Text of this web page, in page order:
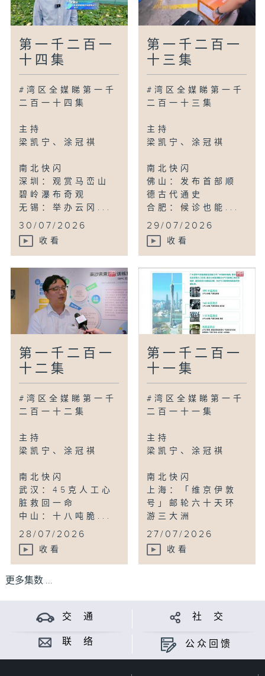
第一千二百一
十四集
#湾区全媒睇第一千
二百一十四集
主持
梁凯宁、涂冠祺
南北快闪
深圳：观赏马峦山
碧岭瀑布奇观
无锡：举办云冈...
30/07/2026
收看
第一千二百一
十三集
#湾区全媒睇第一千
二百一十三集
主持
梁凯宁、涂冠祺
南北快闪
佛山：发布首部顺
德古代通史
合肥：候诊也能...
29/07/2026
收看
第一千二百一
十二集
#湾区全媒睇第一千
二百一十二集
主持
梁凯宁、涂冠祺
南北快闪
武汉：45克人工心
脏救回一命
中山：十八吨脆...
28/07/2026
收看
第一千二百一
十一集
#湾区全媒睇第一千
二百一十一集
主持
梁凯宁、涂冠祺
南北快闪
上海：「维京伊敦
号」邮轮六十天环
游三大洲
...
27/07/2026
收看
更多集数 ...
交 通 社 交
联 络 公众回馈